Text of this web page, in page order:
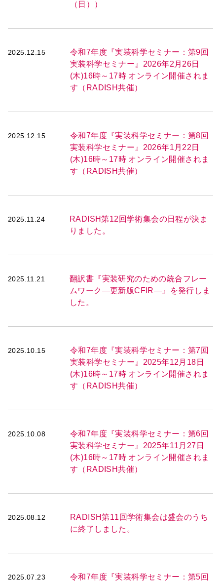
（日））
2025.12.15
令和7年度『実装科学セミナー：第9回
実装科学セミナー』2026年2月26日
(木)16時～17時 オンライン開催されま
す（RADISH共催）
2025.12.15
令和7年度『実装科学セミナー：第8回
実装科学セミナー』2026年1月22日
(木)16時～17時 オンライン開催されま
す（RADISH共催）
2025.11.24
RADISH第12回学術集会の日程が決ま
りました。
2025.11.21
翻訳書『実装研究のための統合フレー
ムワーク―更新版CFIR―』を発行しま
した。
2025.10.15
令和7年度『実装科学セミナー：第7回
実装科学セミナー』2025年12月18日
(木)16時～17時 オンライン開催されま
す（RADISH共催）
2025.10.08
令和7年度『実装科学セミナー：第6回
実装科学セミナー』2025年11月27日
(木)16時～17時 オンライン開催されま
す（RADISH共催）
2025.08.12
RADISH第11回学術集会は盛会のうち
に終了しました。
2025.07.23
令和7年度『実装科学セミナー：第5回